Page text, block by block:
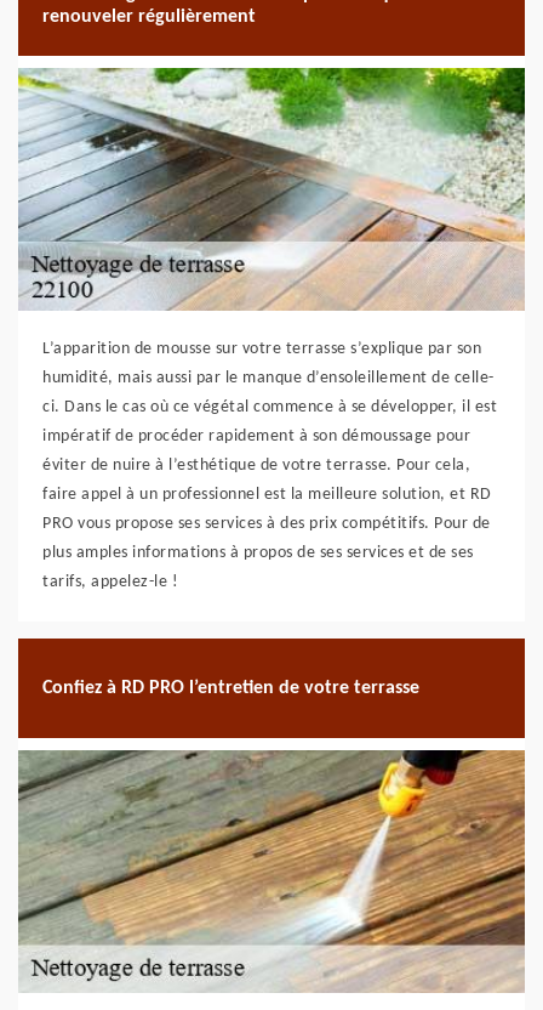
renouveler régulièrement
L’apparition de mousse sur votre terrasse s’explique par son
humidité, mais aussi par le manque d’ensoleillement de celle-
ci. Dans le cas où ce végétal commence à se développer, il est
impératif de procéder rapidement à son démoussage pour
éviter de nuire à l’esthétique de votre terrasse. Pour cela,
faire appel à un professionnel est la meilleure solution, et RD
PRO vous propose ses services à des prix compétitifs. Pour de
plus amples informations à propos de ses services et de ses
tarifs, appelez-le !
Confiez à RD PRO l’entretien de votre terrasse